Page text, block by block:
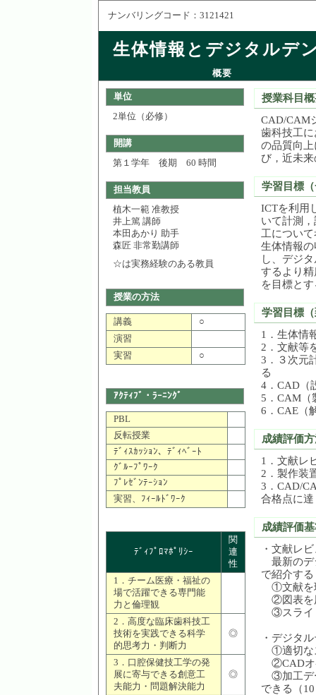
ナンバリングコード：3121421
生体情報とデジタルデ
概要
単位
2単位（必修）
開講
第１学年 後期 60 時間
担当教員
植木一範 准教授
井上篤 講師
本田あかり 助手
森匠 非常勤講師
☆は実務経験のある教員
授業の方法
講義
○
演習
実習
○
ｱｸﾃｨﾌﾞ・ﾗｰﾆﾝｸﾞ
PBL
反転授業
ﾃﾞｨｽｶｯｼｮﾝ、ﾃﾞｨﾍﾞｰﾄ
ｸﾞﾙｰﾌﾟﾜｰｸ
ﾌﾟﾚｾﾞﾝﾃｰｼｮﾝ
実習、ﾌｨｰﾙﾄﾞﾜｰｸ
ﾃﾞｨﾌﾟﾛﾏﾎﾟﾘｼｰ
関
連
性
1．チーム医療・福祉の
場で活躍できる専門能
力と倫理観
2．高度な臨床歯科技工
技術を実践できる科学
的思考力・判断力
◎
3．口腔保健技工学の発
展に寄与できる創意工
夫能力・問題解決能力
◎
授業科目
CAD/CAM
歯科技工
の品質向
び，近未
学習目標
ICTを利用
いて計測
工につい
生体情報
し、デジ
するより
を目標と
学習目標
1．生体情
2．文献等
3．３次元
る
4．CAD（
5．CAM（
6．CAE（
成績評価
1．文献レ
2．製作装
3．CAD/
合格点に
成績評価
・文献レ
最新のデ
で紹介する
①文献を
②図表を
③スライ
・デジタ
①適切な
②CADオ
③加工デ
できる（